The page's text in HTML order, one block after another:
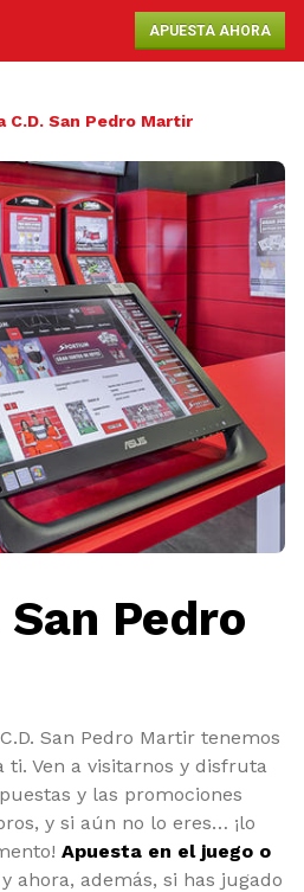
APUESTA AHORA
C.D. San Pedro Martir
Pedro
San Pedro Martir tenemos
ti. Ven a visitarnos y disfruta
y las promociones
y si aún no lo eres… ¡lo
Apuesta en el juego o
y ahora, además, si has jugado